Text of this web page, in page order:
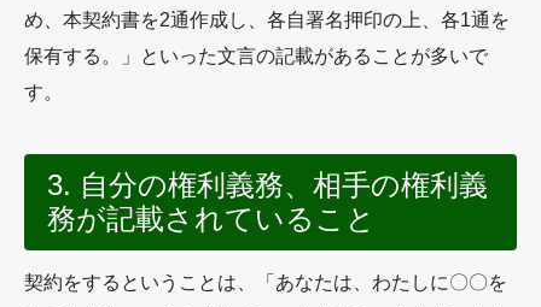
め、本契約書を2通作成し、各自署名押印の上、各1通を
保有する。」といった文言の記載があることが多いで
す。
3. 自分の権利義務、相手の権利義
務が記載されていること
契約をするということは、「あなたは、わたしに〇〇を